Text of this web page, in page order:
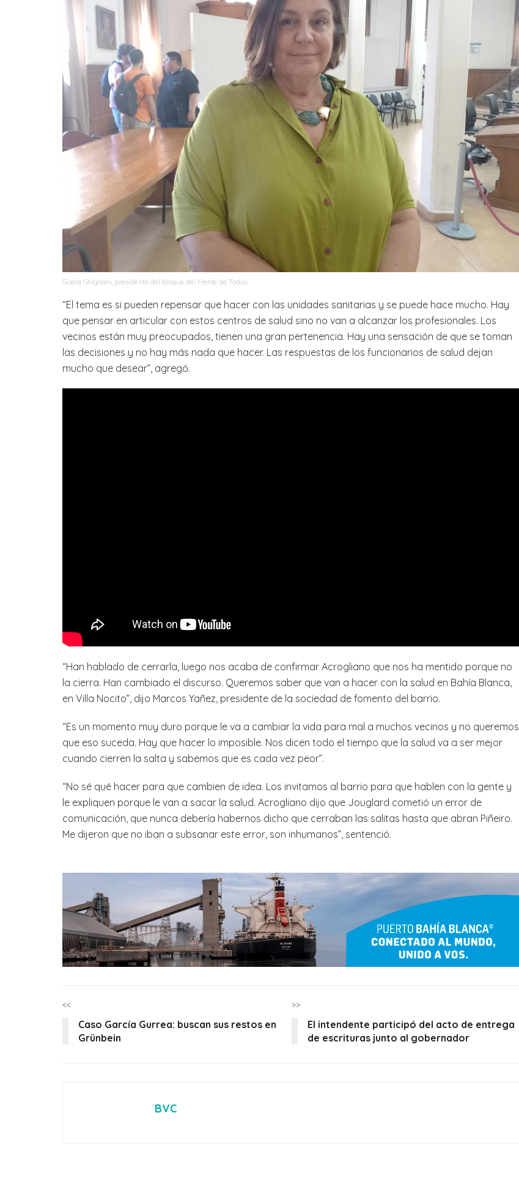
Gisela Ghigliani, presidenta del bloque del Frente de Todos.
“El tema es si pueden repensar que hacer con las unidades sanitarias y se puede hace mucho. Hay
que pensar en articular con estos centros de salud sino no van a alcanzar los profesionales. Los
vecinos están muy preocupados, tienen una gran pertenencia. Hay una sensación de que se toman
las decisiones y no hay más nada que hacer. Las respuestas de los funcionarios de salud dejan
mucho que desear”, agregó.
“Han hablado de cerrarla, luego nos acaba de confirmar Acrogliano que nos ha mentido porque no
la cierra. Han cambiado el discurso. Queremos saber que van a hacer con la salud en Bahía Blanca,
en Villa Nocito”, dijo Marcos Yañez, presidente de la sociedad de fomento del barrio.
“Es un momento muy duro porque le va a cambiar la vida para mal a muchos vecinos y no queremos
que eso suceda. Hay que hacer lo imposible. Nos dicen todo el tiempo que la salud va a ser mejor
cuando cierren la salta y sabemos que es cada vez peor”.
“No sé qué hacer para que cambien de idea. Los invitamos al barrio para que hablen con la gente y
le expliquen porque le van a sacar la salud. Acrogliano dijo que Jouglard cometió un error de
comunicación, que nunca debería habernos dicho que cerraban las salitas hasta que abran Piñeiro.
Me dijeron que no iban a subsanar este error, son inhumanos”, sentenció.
<<
Caso García Gurrea: buscan sus restos en
Grünbein
>>
El intendente participó del acto de entrega
de escrituras junto al gobernador
BVC